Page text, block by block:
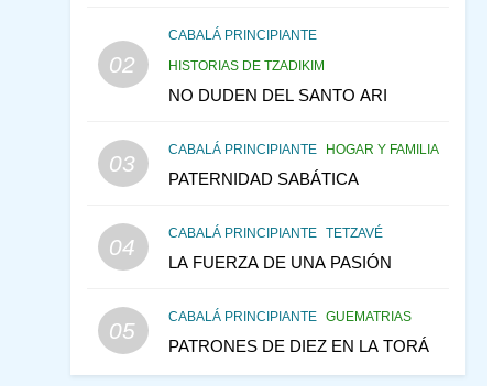
02
CABALÁ PRINCIPIANTE
HISTORIAS DE TZADIKIM
NO DUDEN DEL SANTO ARI
03
CABALÁ PRINCIPIANTE HOGAR Y FAMILIA
PATERNIDAD SABÁTICA
04
CABALÁ PRINCIPIANTE TETZAVÉ
LA FUERZA DE UNA PASIÓN
05
CABALÁ PRINCIPIANTE GUEMATRIAS
PATRONES DE DIEZ EN LA TORÁ
CONSEJO DE LOS
PADRES
PENSAMIENTO JUDÍO
DEL TEMPLO Y LA
ALEGRÍA EN MEDIO DE
MES DE MENAJEM AV
147
VEAMOS ¿POR QUÉ
DE LAS MUJERES
PENSAMIENTO JUDÍO
1